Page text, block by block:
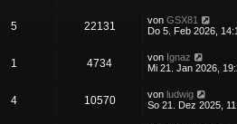
5 22131 von GSX81
Do 5. Feb 2026,
1 4734 von Ignaz
Mi 21. Jan 2026,
4 10570 von ludwig
So 21. Dez 2025,